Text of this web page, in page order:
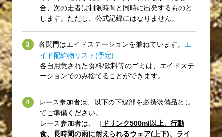
合、次の走者は制限時間と同時に出発するものと
します。ただし、公式記録にはなりません。
各関門はエイドステーションを兼ねています。 エ
イド配給物リスト(予定)
各自用意された食料/飲料等のゴミは、エイドステ
ーションでのみ捨てることができます。
レース参加者は、以下の下線部を必携装備品とし
てご準備ください。
レース参加者は、［ ドリンク500ml以上、行動
食、長時間の雨に耐えられるウェア(上下)、ライ